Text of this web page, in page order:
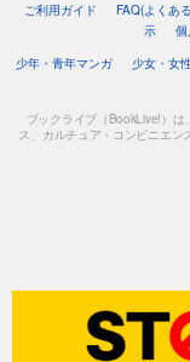
880 円 (
あらす
週刊東
週刊
ご利用ガイド FAQ(よくあ
示
少年・青年マンガ
少女・女
ブックライブ（BookLive!）
ス、カルチュア・コンビニエン